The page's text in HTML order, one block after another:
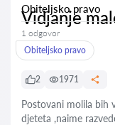
Obiteljsko pravo
Vidjanje
1 odgovor
Obiteljsko pravo
2 1971
Postovani molila bih
djeteta ,naime